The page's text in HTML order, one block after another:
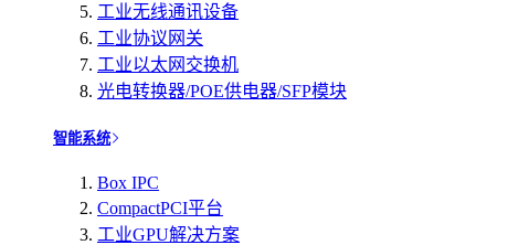
工业无线通讯设备
工业协议网关
工业以太网交换机
光电转换器/POE供电器/SFP模块
智能系统
Box IPC
CompactPCI平台
工业GPU解决方案